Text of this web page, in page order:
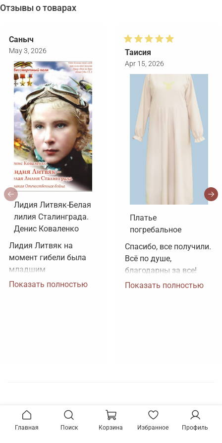
Отзывы о товарах
Саныч
May 3, 2026
Лидия Литвяк-Белая
лилия Сталинграда.
Денис Коваленко
Лидия Литвяк на
момент гибели была
младшим
лейтенантом.
Показать полностью
Таисия
Apr 15, 2026
Платье
погребальное
Спасибо, все получили.
Всё по душе,
благодарны за все!
Показать полностью
Главная Поиск Корзина Избранное Профиль